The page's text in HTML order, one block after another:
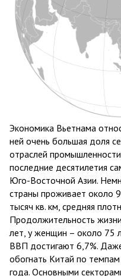
Экономика Вьетнама
ней очень большая доля
отраслей
последние десятилетия
Юго-Восточной Азии.
страны проживает около
тысяч кв. км, средняя
Продолжительность
лет, у женщин – около 75
ВВП достигают 6,7%.
обогнать Китай по
года. Основными